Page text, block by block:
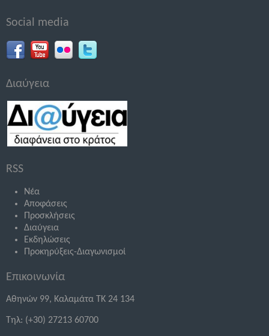
Social media
Διαύγεια
RSS
Νέα
Αποφάσεις
Προσκλήσεις
Διαύγεια
Εκδηλώσεις
Προκηρύξεις-Διαγωνισμοί
Επικοινωνία
Αθηνών 99, Καλαμάτα ΤΚ 24 134
Τηλ: (+30) 27213 60700